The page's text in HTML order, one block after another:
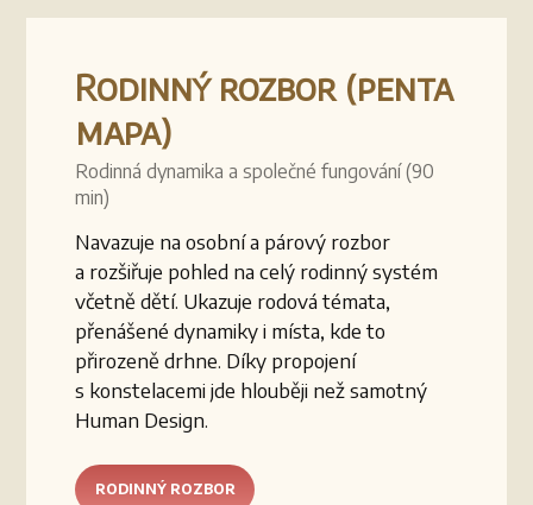
Rodinný rozbor (penta
mapa)
Rodinná dynamika a společné fungování (90
min)
Navazuje na osobní a párový rozbor
a rozšiřuje pohled na celý rodinný systém
včetně dětí. Ukazuje rodová témata,
přenášené dynamiky i místa, kde to
přirozeně drhne. Díky propojení
s konstelacemi jde hlouběji než samotný
Human Design.
RODINNÝ ROZBOR